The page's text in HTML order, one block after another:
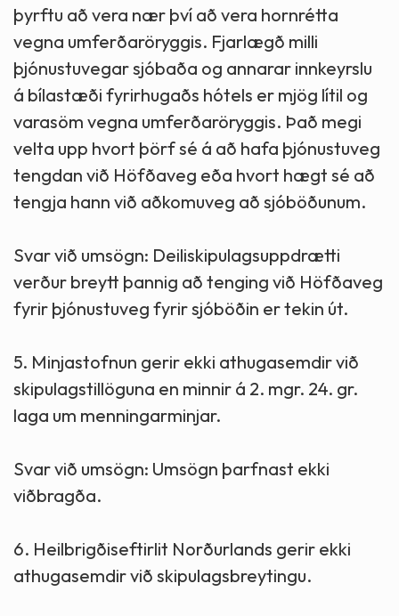
þyrftu að vera nær því að vera hornrétta
vegna umferðaröryggis. Fjarlægð milli
þjónustuvegar sjóbaða og annarar innkeyrslu
á bílastæði fyrirhugaðs hótels er mjög lítil og
varasöm vegna umferðaröryggis. Það megi
velta upp hvort þörf sé á að hafa þjónustuveg
tengdan við Höfðaveg eða hvort hægt sé að
tengja hann við aðkomuveg að sjóböðunum.
Svar við umsögn: Deiliskipulagsuppdrætti
verður breytt þannig að tenging við Höfðaveg
fyrir þjónustuveg fyrir sjóböðin er tekin út.
5. Minjastofnun gerir ekki athugasemdir við
skipulagstillöguna en minnir á 2. mgr. 24. gr.
laga um menningarminjar.
Svar við umsögn: Umsögn þarfnast ekki
viðbragða.
6. Heilbrigðiseftirlit Norðurlands gerir ekki
athugasemdir við skipulagsbreytingu.